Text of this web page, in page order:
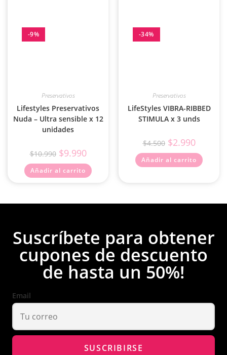
-9%
Preservativos
Lifestyles Preservativos
Nuda – Ultra sensible x 12
unidades
$10.990 $9.990
Añadir al carrito
-34%
Preservativos
LifeStyles VIBRA-RIBBED
STIMULA x 3 unds
$4.500 $2.990
Añadir al carrito
Suscríbete para obtener
cupones de descuento
de hasta un 50%!
Email